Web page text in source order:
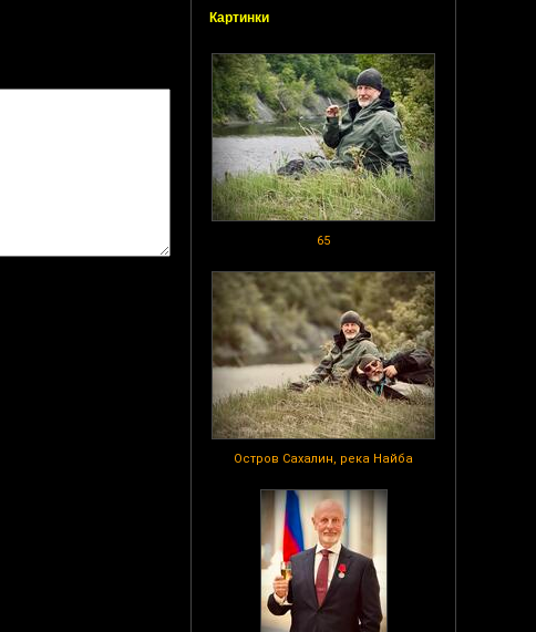
Картинки
65
Остров Сахалин, река Найба